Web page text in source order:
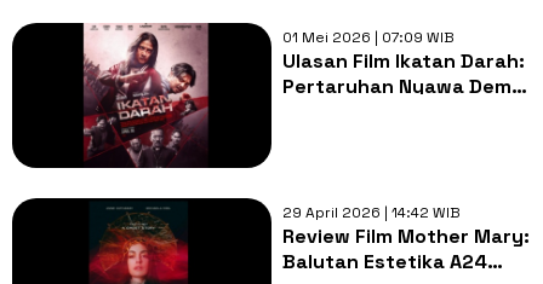
01 Mei 2026 | 07:09 WIB
Ulasan Film Ikatan Darah:
Pertaruhan Nyawa Demi
29 April 2026 | 14:42 WIB
Review Film Mother Mary:
Balutan Estetika A24